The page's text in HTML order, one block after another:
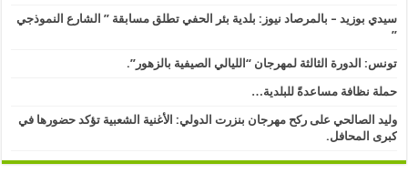
سيدي بوزيد – بالمرصاد نيوز: بلدية بئر الحفي تطلق مسابقة ” الشارع النموذجي
” ​
تونس: الدورة الثالثة لمهرجان “الليالي الصيفية بالزهور”.
حملة نظافة مساعدةً للبلدية…
وليد الصالحي على ركح مهرجان بنزرت الدولي: الأغنية الشعبية تؤكد حضورها في
كبرى المحافل.